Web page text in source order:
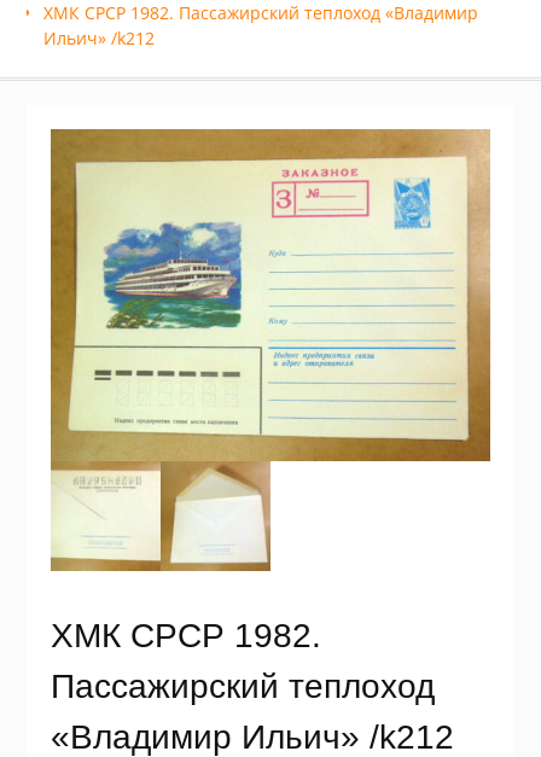
ХМК СРСР 1982. Пассажирский теплоход «Владимир
Ильич» /k212
ХМК СРСР 1982.
Пассажирский теплоход
«Владимир Ильич» /k212